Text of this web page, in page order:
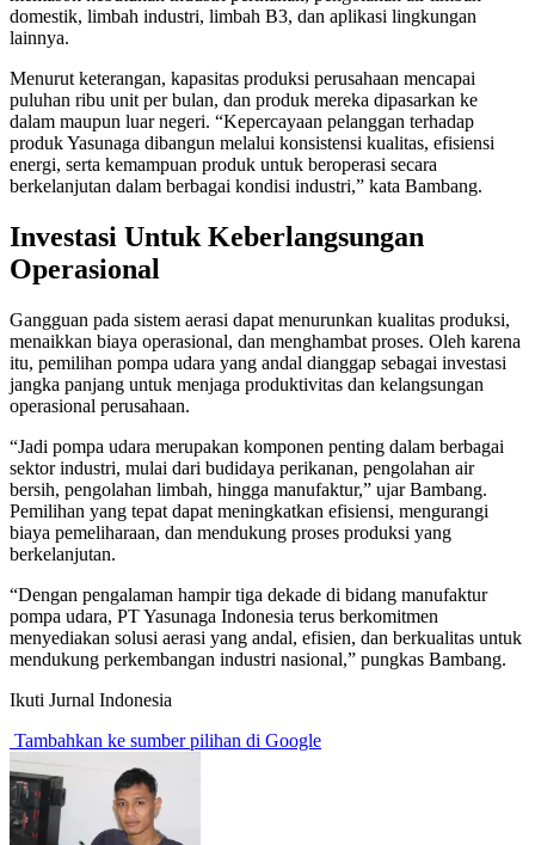
domestik, limbah industri, limbah B3, dan aplikasi lingkungan
lainnya.
Menurut keterangan, kapasitas produksi perusahaan mencapai
puluhan ribu unit per bulan, dan produk mereka dipasarkan ke
dalam maupun luar negeri. “Kepercayaan pelanggan terhadap
produk Yasunaga dibangun melalui konsistensi kualitas, efisiensi
energi, serta kemampuan produk untuk beroperasi secara
berkelanjutan dalam berbagai kondisi industri,” kata Bambang.
Investasi Untuk Keberlangsungan
Operasional
Gangguan pada sistem aerasi dapat menurunkan kualitas produksi,
menaikkan biaya operasional, dan menghambat proses. Oleh karena
itu, pemilihan pompa udara yang andal dianggap sebagai investasi
jangka panjang untuk menjaga produktivitas dan kelangsungan
operasional perusahaan.
“Jadi pompa udara merupakan komponen penting dalam berbagai
sektor industri, mulai dari budidaya perikanan, pengolahan air
bersih, pengolahan limbah, hingga manufaktur,” ujar Bambang.
Pemilihan yang tepat dapat meningkatkan efisiensi, mengurangi
biaya pemeliharaan, dan mendukung proses produksi yang
berkelanjutan.
“Dengan pengalaman hampir tiga dekade di bidang manufaktur
pompa udara, PT Yasunaga Indonesia terus berkomitmen
menyediakan solusi aerasi yang andal, efisien, dan berkualitas untuk
mendukung perkembangan industri nasional,” pungkas Bambang.
Ikuti Jurnal Indonesia
Tambahkan ke sumber pilihan di Google